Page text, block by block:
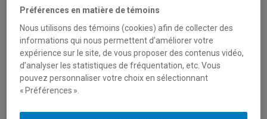
Marche à suivre et conseils
Cheminement dans les instances
Ressources
Création de programmes
Préférences en matière de témoins
Nous utilisons des témoins (cookies) afin de collecter des
informations qui nous permettent d’améliorer votre
expérience sur le site, de vous proposer des contenus vidéo,
d’analyser les statistiques de fréquentation, etc. Vous
pouvez personnaliser votre choix en sélectionnant
« Préférences ».